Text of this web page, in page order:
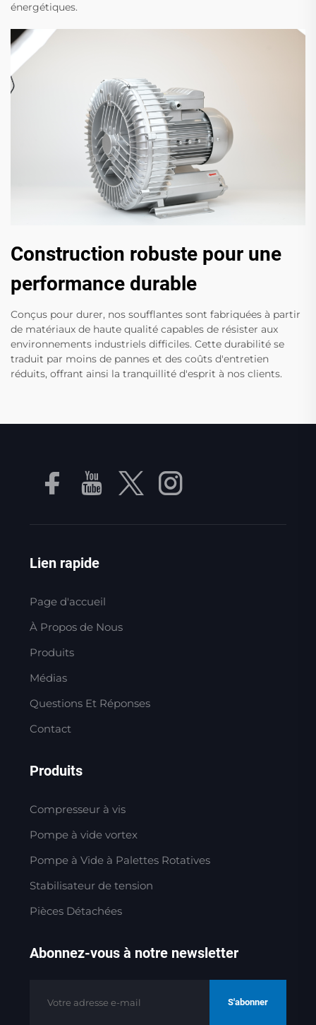
énergétiques.
Construction robuste pour une
performance durable
Conçus pour durer, nos soufflantes sont fabriquées à partir
de matériaux de haute qualité capables de résister aux
environnements industriels difficiles. Cette durabilité se
traduit par moins de pannes et des coûts d'entretien
réduits, offrant ainsi la tranquillité d'esprit à nos clients.
Lien rapide
Page d'accueil
À Propos de Nous
Produits
Médias
Questions Et Réponses
Contact
Produits
Compresseur à vis
Pompe à vide vortex
Pompe à Vide à Palettes Rotatives
Stabilisateur de tension
Pièces Détachées
Abonnez-vous à notre newsletter
S'abonner